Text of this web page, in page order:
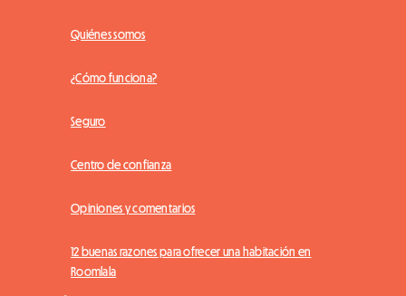
Quiénes somos
¿Cómo funciona?
Seguro
Centro de confianza
Opiniones y comentarios
12 buenas razones para ofrecer una habitación en
Roomlala